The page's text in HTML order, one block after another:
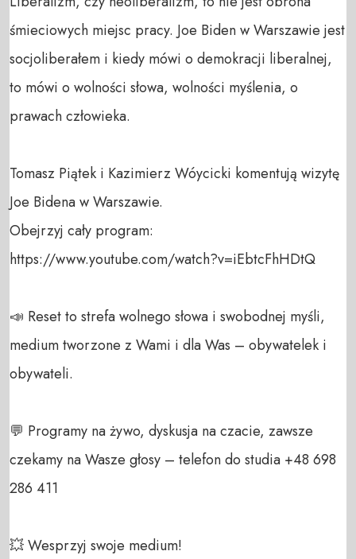
śmieciowych miejsc pracy. Joe Biden w Warszawie jest
socjoliberałem i kiedy mówi o demokracji liberalnej,
to mówi o wolności słowa, wolności myślenia, o
prawach człowieka.
Tomasz Piątek i Kazimierz Wóycicki komentują wizytę
Joe Bidena w Warszawie.
Obejrzyj cały program:
https://www.youtube.com/watch?v=iEbtcFhHDtQ
📣 Reset to strefa wolnego słowa i swobodnej myśli,
medium tworzone z Wami i dla Was – obywatelek i
obywateli.
💬 Programy na żywo, dyskusja na czacie, zawsze
czekamy na Wasze głosy – telefon do studia +48 698
286 411
💥 Wesprzyj swoje medium!